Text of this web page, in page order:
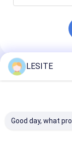
Rekomendasi
LESITE
Good day, what